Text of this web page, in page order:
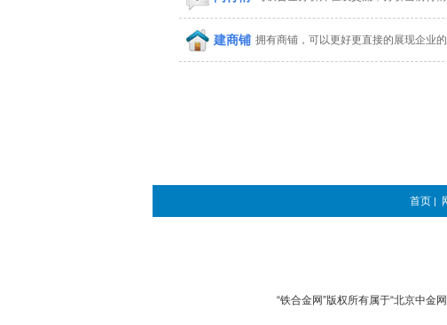
建商铺 拥有商铺，可以更好更直接的展现企业的
首页 |
“铁合金网”版权所有属于“北京中金